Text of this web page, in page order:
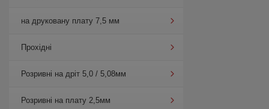
на друковану плату 7,5 мм
Прохідні
Розривні на дріт 5,0 / 5,08мм
Розривні на плату 2,5мм